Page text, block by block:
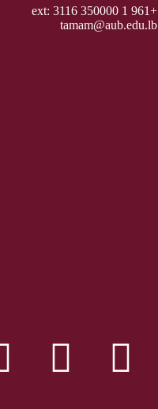
+961 1 350000 ext: 3116
tamam@aub.edu.lb